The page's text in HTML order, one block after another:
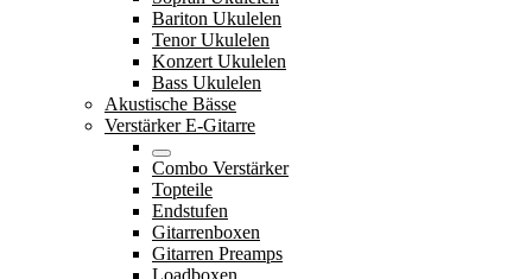
Bariton Ukulelen
Tenor Ukulelen
Konzert Ukulelen
Bass Ukulelen
Akustische Bässe
Verstärker E-Gitarre
Combo Verstärker
Topteile
Endstufen
Gitarrenboxen
Gitarren Preamps